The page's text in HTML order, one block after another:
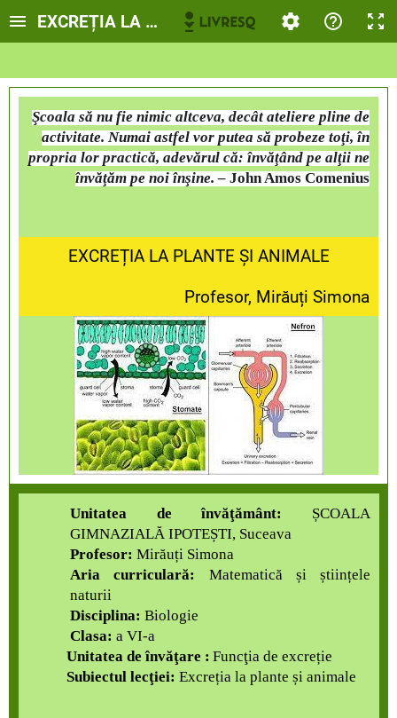
EXCREȚIA LA PLANTE ȘI ANIMALE
Şcoala să nu fie nimic altceva, decât ateliere pline de
activitate. Numai astfel vor putea să probeze toţi, în
propria lor practică, adevărul că: învăţând pe alţii ne
învăţăm pe noi înşine. – John Amos Comenius
EXCREȚIA LA PLANTE ȘI ANIMALE
Profesor, Mirăuți Simona
Unitatea de învăţământ: ȘCOALA
GIMNAZIALĂ IPOTEȘTI, Suceava
Profesor: Mirăuți Simona
Aria curriculară: Matematică și științele
naturii
Disciplina: Biologie
Clasa: a VI-a
Unitatea de învăţare : Funcţia de excreție
Subiectul lecţiei: Excreția la plante și animale